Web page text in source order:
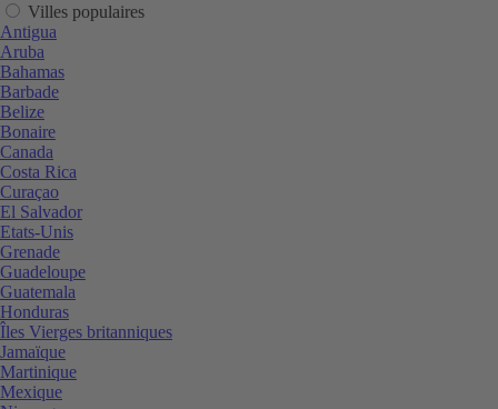
Villes populaires
Antigua
Aruba
Bahamas
Barbade
Belize
Bonaire
Canada
Costa Rica
Curaçao
El Salvador
Etats-Unis
Grenade
Guadeloupe
Guatemala
Honduras
Îles Vierges britanniques
Jamaïque
Martinique
Mexique